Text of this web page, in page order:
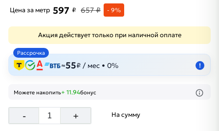
Цена за метр 597 ₽ 657 ₽ - 9%
Акция действует только при наличной оплате
Рассрочка
≈55₽ / мес • 0% !
Можете накопить+ 11.94бонус
- + На сумму